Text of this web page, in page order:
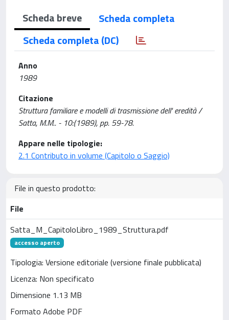
Scheda breve
Scheda completa
Scheda completa (DC)
Anno
1989
Citazione
Struttura familiare e modelli di trasmissione dell' eredità /
Satta, M.M.. - 10:(1989), pp. 59-78.
Appare nelle tipologie:
2.1 Contributo in volume (Capitolo o Saggio)
File in questo prodotto:
File
Satta_M_CapitoloLibro_1989_Struttura.pdf
accesso aperto
Tipologia: Versione editoriale (versione finale pubblicata)
Licenza: Non specificato
Dimensione 1.13 MB
Formato Adobe PDF